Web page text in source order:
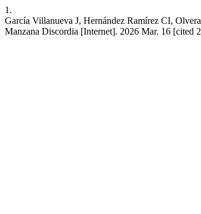
1.
García Villanueva J, Hernández Ramírez CI,
Manzana Discordia [Internet]. 2026 Mar. 16 [cited